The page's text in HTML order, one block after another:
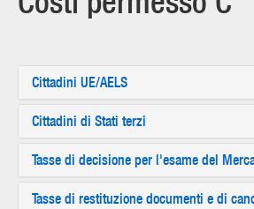
Cittadini UE/AELS
Cittadini di Stati terzi
Tasse di decisione per l'esame del
Tasse di restituzione documenti e di